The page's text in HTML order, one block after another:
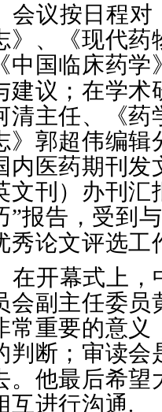
会议按日程对
》、《现代药
《中国临床药学
建议；在学术
清主任、《药
》郭超伟编辑
内医药期刊发
文刊）办刊汇
”报告，受到
秀论文评选工
在开幕式上，
会副主任委
常重要的意义
判断；审读会
。他最后希望
互进行沟通.